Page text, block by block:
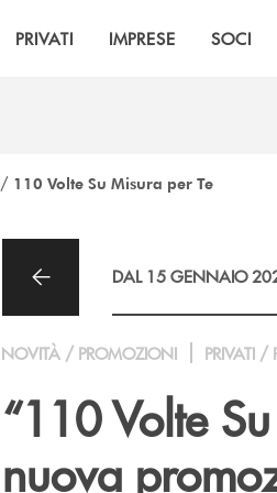
PRIVATI IMPRESE SOCI
/ 110 Volte Su Misura per Te
DAL 15 GENNAIO
NOVITÀ / PROMOZIONI PRIVATI /
“110 Volte
nuova